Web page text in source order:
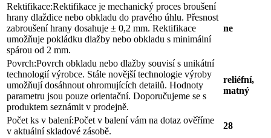
Rektifikace:Rektifikace je mechanický proces broušení
hrany dlaždice nebo obkladu do pravého úhlu. Přesnost
zabroušení hrany dosahuje ± 0,2 mm. Rektifikace
umožňuje pokládku dlažby nebo obkladu s minimální
spárou od 2 mm.
ne
Povrch:Povrch obkladu nebo dlažby souvisí s unikátní
technologií výrobce. Stále novější technologie výroby
umožňují dosáhnout ohromujících detailů. Hodnoty
parametru jsou pouze orientační. Doporučujeme se s
produktem seznámit v prodejně.
reliéfní,
matný
Počet ks v balení:Počet v balení vám na dotaz ověříme
v aktuální skladové zásobě.
28